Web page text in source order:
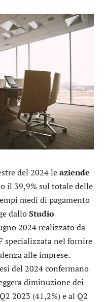
del 2024 leaziende
il 39,9% sul totale delle
medi di pagamento
dalloStudio
2024 realizzato da
specializzata nel fornire
alle imprese.
del 2024 confermano
diminuzione dei
2023 (41,2%) e al Q2